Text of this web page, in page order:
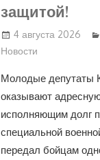
защитой!
4 августа 2026
Новости
Молодые депутаты
оказывают
исполняющим долг
специальной
передал бойцам